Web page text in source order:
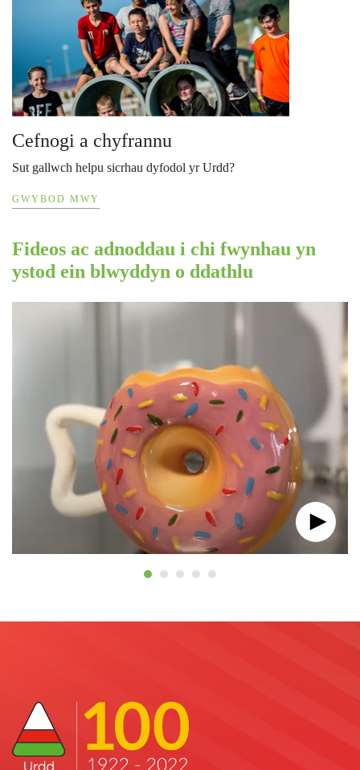
Cefnogi a chyfrannu
Sut gallwch helpu sicrhau dyfodol yr Urdd?
GWYBOD MWY
Fideos ac adnoddau i chi fwynhau yn
ystod ein blwyddyn o ddathlu